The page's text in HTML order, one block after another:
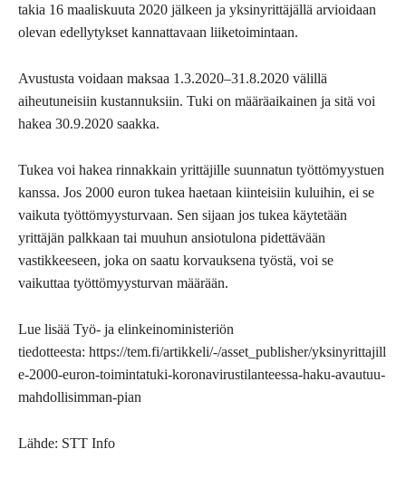
takia 16 maaliskuuta 2020 jälkeen ja yksinyrittäjällä arvioidaan
olevan edellytykset kannattavaan liiketoimintaan.
Avustusta voidaan maksaa 1.3.2020–31.8.2020 välillä
aiheutuneisiin kustannuksiin. Tuki on määräaikainen ja sitä voi
hakea 30.9.2020 saakka.
Tukea voi hakea rinnakkain yrittäjille suunnatun työttömyystuen
kanssa. Jos 2000 euron tukea haetaan kiinteisiin kuluihin, ei se
vaikuta työttömyysturvaan. Sen sijaan jos tukea käytetään
yrittäjän palkkaan tai muuhun ansiotulona pidettävään
vastikkeeseen, joka on saatu korvauksena työstä, voi se
vaikuttaa työttömyysturvan määrään.
Lue lisää Työ- ja elinkeinoministeriön
tiedotteesta: https://tem.fi/artikkeli/-/asset_publisher/yksinyrittajill
e-2000-euron-toimintatuki-koronavirustilanteessa-haku-avautuu-
mahdollisimman-pian
Lähde: STT Info